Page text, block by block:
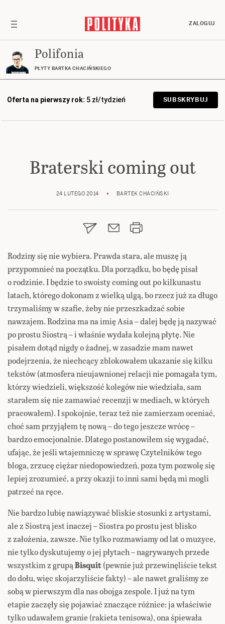
ZALOGUJ
Polifonia
PŁYTY BARTKA CHACIŃSKIEGO
Oferta na pierwszy rok: 5 zł/tydzień SUBSKRYBUJ
Braterski coming out
24 LUTEGO 2014 BARTEK CHACIŃSKI
Rodziny się nie wybiera. Prawda stara, ale muszę ją
przypomnieć na początku. Dla porządku, bo będę pisał
o rodzinie. I będzie to swoisty coming out po kilkunastu
latach, którego dokonam z wielką ulgą, bo rzecz już za długo
trzymaliśmy w szafie, żeby nie przeszkadzać sobie
nawzajem. Rodzina ma na imię Asia – dalej będę ją nazywać
po prostu Siostrą – i właśnie wydała kolejną płytę. Nie
pisałem dotąd nigdy o żadnej, w zasadzie mam nawet
podejrzenia, że niechcący zblokowałem ukazanie się kilku
tekstów (atmosfera nieujawnionej relacji nie pomagała tym,
którzy wiedzieli, większość kolegów nie wiedziała, sam
starałem się nie zamawiać recenzji w mediach, w których
pracowałem). I spokojnie, teraz też nie zamierzam oceniać,
choć sam przyjąłem tę nową – do tego jeszcze wrócę –
bardzo emocjonalnie. Dlatego postanowiłem się wygadać,
ufając, że jeśli wtajemniczę w sprawę Czytelników tego
bloga, zrzucę ciężar niedopowiedzeń, poza tym pozwolę się
lepiej zrozumieć, a przy okazji to inni sami będą mi mogli
patrzeć na ręce.
Nie bardzo lubię nawiązywać bliskie stosunki z artystami,
ale z Siostrą jest inaczej – Siostra po prostu jest blisko
z założenia, zawsze. Nie tylko rozmawiamy od lat o muzyce,
nie tylko dyskutujemy o jej płytach – nagrywanych przede
wszystkim z grupąBisquit(pewnie już przewinęliście tekst
do dołu, więc skojarzyliście fakty) – ale nawet graliśmy ze
sobą w pierwszym dla nas obojga zespole. I już na tym
etapie zaczęły się pojawiać znaczące różnice: ja właściwie
tylko udawałem granie (rakieta tenisowa), ona śpiewała